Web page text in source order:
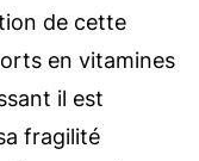
de cette
en vitamines
il est
fragilité